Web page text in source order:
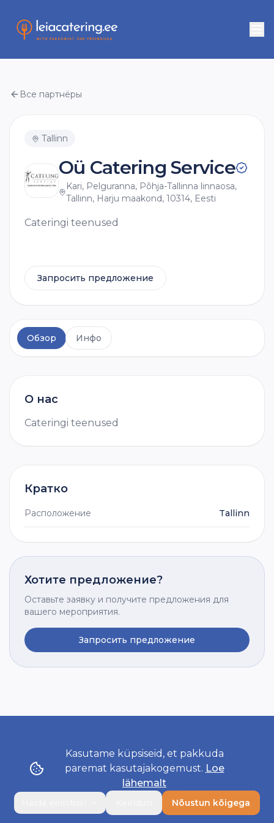
Kasutame küpsiseid, et pakkuda
paremat kasutajakogemust. Loe
lähemalt
Nõustun kõigega
Все партнёры
Tallinn
Oü Catering Service
Kari, Pelguranna, Põhja-Tallinna linnaosa,
Tallinn, Harju maakond, 10314, Eesti
Cateringi teenused
Запросить предложение
Обзор Инфо
О нас
Cateringi teenused
Кратко
Расположение Tallinn
Хотите предложение?
Оставьте заявку и получите предложения для
вашего мероприятия.
Запросить предложение
Посещая сайт LeiaCatering, вы соглашаетесь с
использованием cookie. Подробнее·Управление cookie
Регистрация